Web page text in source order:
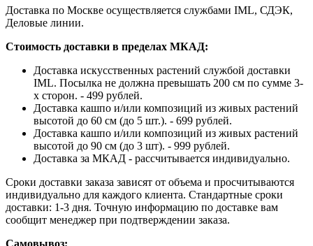
Доставка по Москве осуществляется службами IML, СДЭК,
Деловые линии.
Стоимость доставки в пределах МКАД:
Доставка искусственных растений службой доставки
IML. Посылка не должна превышать 200 см по сумме 3-
х сторон. - 499 рублей.
Доставка кашпо и/или композиций из живых растений
высотой до 60 см (до 5 шт.). - 699 рублей.
Доставка кашпо и/или композиций из живых растений
высотой до 90 см (до 3 шт). - 999 рублей.
Доставка за МКАД - рассчитывается индивидуально.
Сроки доставки заказа зависят от объема и просчитываются
индивидуально для каждого клиента. Стандартные сроки
доставки: 1-3 дня. Точную информацию по доставке вам
сообщит менеджер при подтверждении заказа.
Самовывоз: